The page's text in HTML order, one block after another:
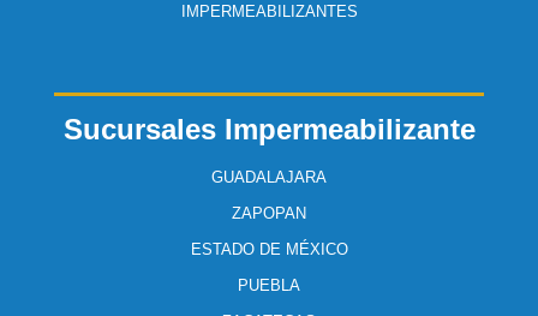
Sucursales Impermeabilizante
GUADALAJARA
ZAPOPAN
ESTADO DE MÉXICO
PUEBLA
IMPERMEABILIZANTES